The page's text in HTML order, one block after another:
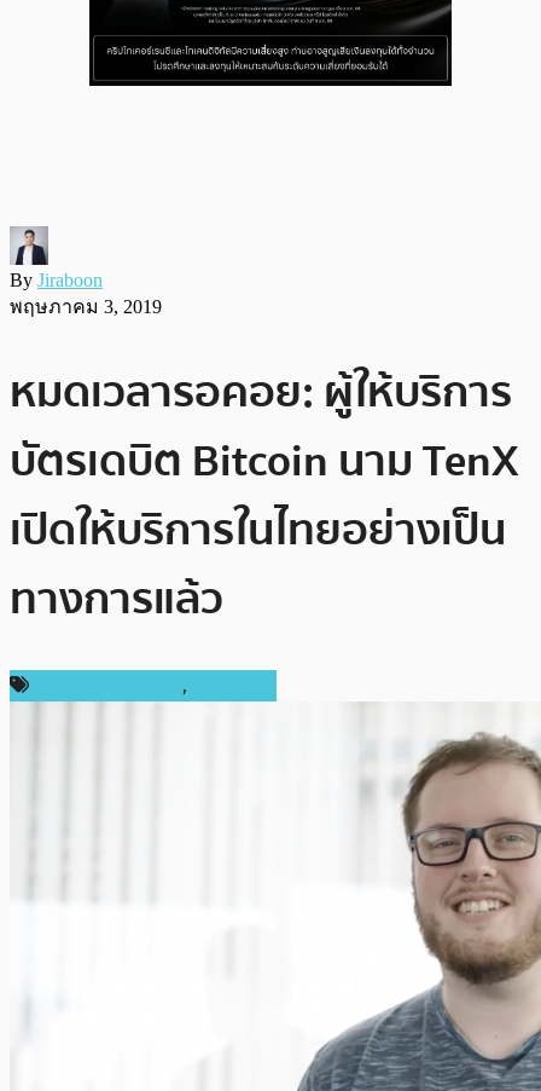
By Jiraboon
พฤษภาคม 3, 2019
หมดเวลารอคอย: ผู้ให้บริการ
บัตรเดบิต Bitcoin นาม TenX
เปิดให้บริการในไทยอย่างเป็น
ทางการแล้ว
,